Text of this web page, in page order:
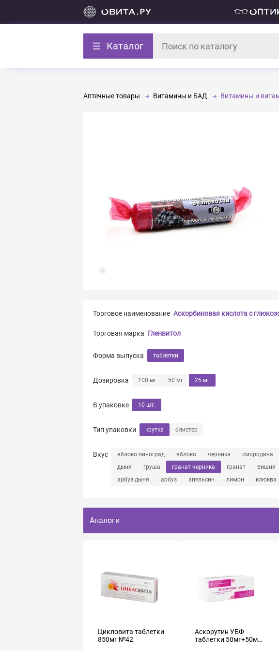
Каталог
Аптечные товары Витамины и БАД Витамины и
Торговое наименование Аскорбиновая кислота с
Торговая марка Гленвитол
Форма выпуска таблетки
Дозировка 100 мг 50 мг 25 мг
В упаковке 10 шт.
Тип упаковки крутка блистер
Вкус яблоко виноград яблоко черника смородина
дыня
груша гранат черника гранат вишня
арбуз дыня
арбуз апельсин лимон клюква
Аналоги
Цикловита таблетки
850мг №42
Аскорутин УБФ
таблетки 50мг+50мг